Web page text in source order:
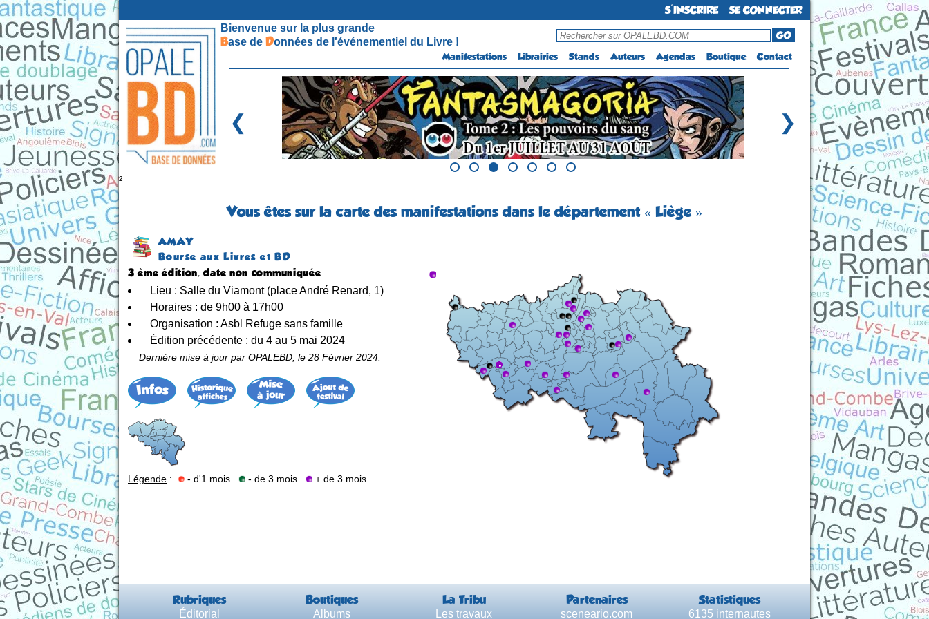
S'INSCRIRE
SE CONNECTER
Bienvenue sur la plus grande
Base de Données de l'événementiel du Livre !
GO
Manifestations
Librairies Stands Auteurs Agendas Boutique Contact
❮ ❯
²
Vous êtes sur la carte des manifestations dans le département « Liège »
AMAY
Bourse aux Livres et BD
3 ème édition, date non communiquée
Lieu : Salle du Viamont (place André Renard, 1)
Horaires : de 9h00 à 17h00
Organisation : Asbl Refuge sans famille
Édition précédente : du 4 au 5 mai 2024
Dernière mise à jour par OPALEBD, le 28 Février 2024.
Légende : - d'1 mois - de 3 mois + de 3 mois
Rubriques Boutiques La Tribu Partenaires Statistiques
Éditorial Albums Les travaux sceneario.com 6135 internautes